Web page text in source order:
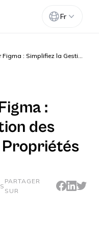
Fr
:
des
PARTAGER
SUR